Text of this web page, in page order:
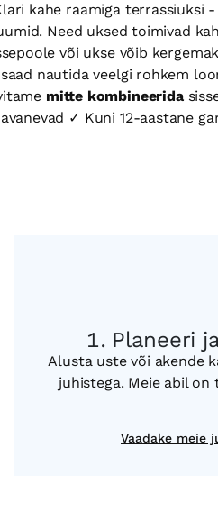
kahe raamiga terrassiuksi
Need uksed toimivad
või ukse võib
nautida veelgi rohkem
mitte kombineerida
✓ Kuni 12-aastane
Planeeri
Alusta uste või akende
juhistega. Meie abil
Vaadake meie